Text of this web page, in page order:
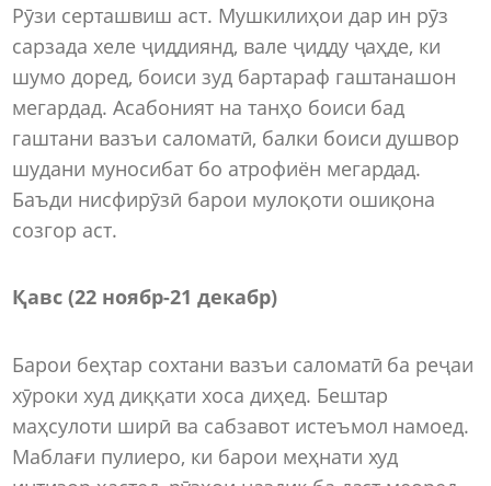
Рӯзи серташвиш аст. Мушкилиҳои дар ин рӯз
сарзада хеле ҷиддиянд, вале ҷидду ҷаҳде, ки
шумо доред, боиси зуд бартараф гаштанашон
мегардад. Асабоният на танҳо боиси бад
гаштани вазъи саломатӣ, балки боиси душвор
шудани муносибат бо атрофиён мегардад.
Баъди нисфирӯзӣ барои мулоқоти ошиқона
созгор аст.
Қавс (22 ноябр-21 декабр)
Барои беҳтар сохтани вазъи саломатӣ ба реҷаи
хӯроки худ диққати хоса диҳед. Бештар
маҳсулоти ширӣ ва сабзавот истеъмол намоед.
Маблағи пулиеро, ки барои меҳнати худ